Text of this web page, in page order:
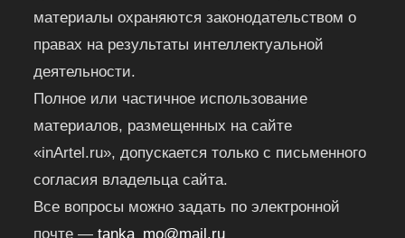
материалы охраняются законодательством о
правах на результаты интеллектуальной
деятельности.
Полное или частичное использование
материалов, размещенных на сайте
«inArtel.ru», допускается только с письменного
согласия владельца сайта.
Все вопросы можно задать по электронной
почте —tanka_mo@mail.ru